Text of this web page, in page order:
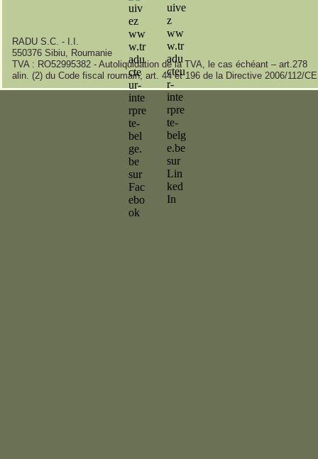
RADU S.C. - I.I.
550376 Sibiu, Roumanie
TVA : RO52995382 - Autoliquidation de la TVA, le cas échéant – art.278
alin. (2) du Code fiscal roumain; art. 44 et 196 de la Directive 2006/112/CE